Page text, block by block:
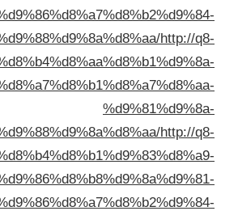
kuwait.byethost10.com/